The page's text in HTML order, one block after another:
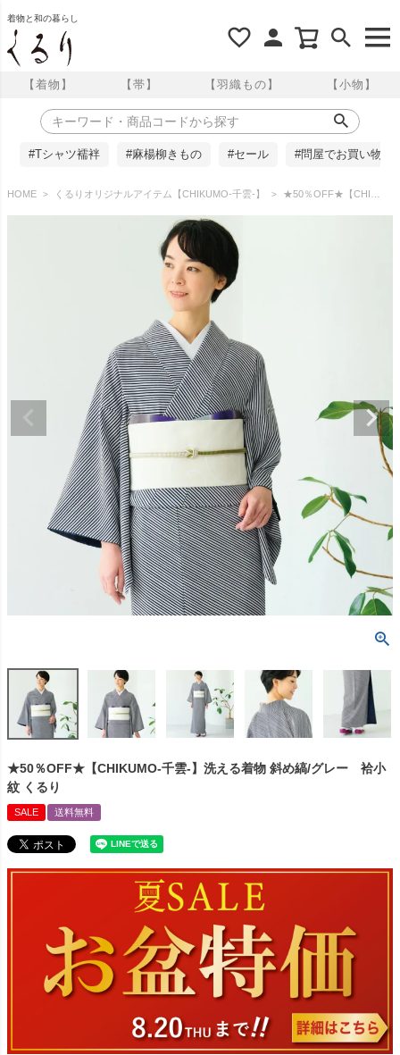
着物と和の暮らし
【着物】 【帯】 【羽織もの】 【小物】
#Tシャツ襦袢 #麻楊柳きもの #セール #問屋でお買い物
HOME くるりオリジナルアイテム【CHIKUMO-千雲-】 ★50％OFF★【CHIKUMO-千雲-】洗える着物 斜め縞/グレー 袷小紋 くるり
★50％OFF★【CHIKUMO-千雲-】洗える着物 斜め縞/グレー 袷小
紋 くるり
SALE 送料無料